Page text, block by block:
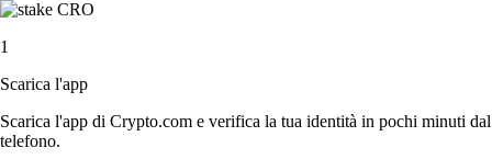
1
Scarica l'app
Scarica l'app di Crypto.com e verifica la tua identità in pochi minuti dal
telefono.